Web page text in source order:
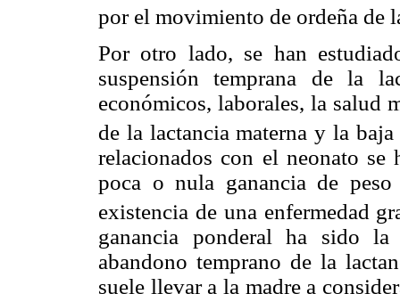
por el movimiento de ordeña de
Por otro lado, se han
suspensión temprana de la
económicos, laborales, la salud
de la lactancia materna y la
relacionados con el neonato se
poca o nula ganancia de
existencia de una enfermedad
ganancia ponderal ha sido
abandono temprano de la
suele llevar a la madre a